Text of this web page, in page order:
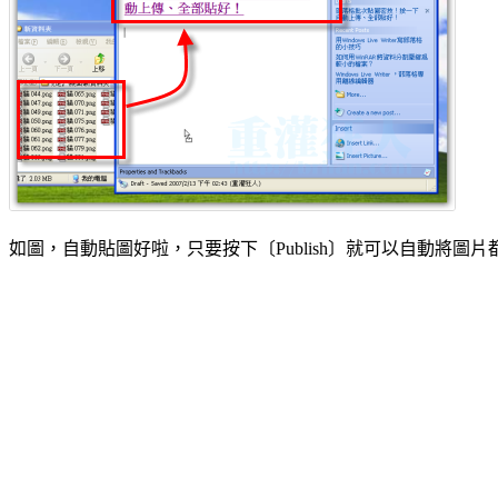
如圖，自動貼圖好啦，只要按下〔Publish〕就可以自動將圖片